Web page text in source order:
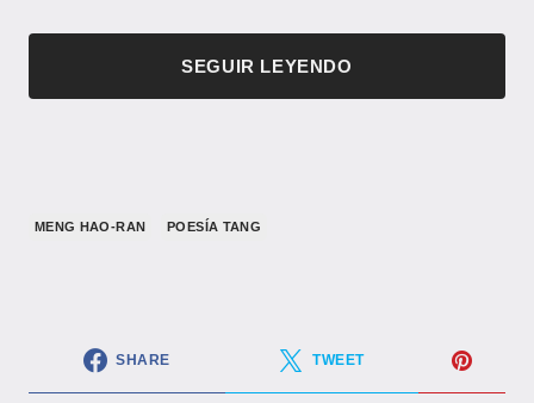
SEGUIR LEYENDO
MENG HAO-RAN POESÍA TANG
SHARE TWEET